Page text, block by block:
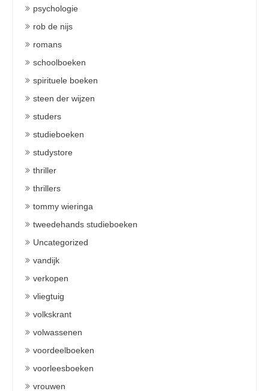
psychologie
rob de nijs
romans
schoolboeken
spirituele boeken
steen der wijzen
studers
studieboeken
studystore
thriller
thrillers
tommy wieringa
tweedehands studieboeken
Uncategorized
vandijk
verkopen
vliegtuig
volkskrant
volwassenen
voordeelboeken
voorleesboeken
vrouwen